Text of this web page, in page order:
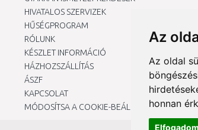
Az
Az oldal
honnan
Elfogadom
HIVATALOS SZERVIZEK
HŰSÉGPROGRAM
RÓLUNK
KÉSZLET INFORMÁCIÓ
HÁZHOZSZÁLLÍTÁS
ÁSZF
KAPCSOLAT
MÓDOSÍTSA A COOKIE-BEÁLLÍTÁSAIMAT